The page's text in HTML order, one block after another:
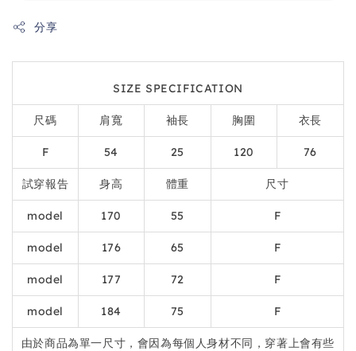
分享
SIZE SPECIFICATION
尺碼 肩寬 袖長 胸圍 衣長
F 54 25 120 76
試穿報告 身高 體重 尺寸
model 170 55 F
model 176 65 F
model 177 72 F
model 184 75 F
由於商品為單一尺寸，會因為每個人身材不同，穿著上會有些